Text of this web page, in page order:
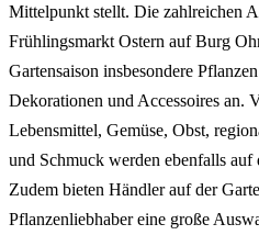
Mittelpunkt stellt. Die zahlreichen
Frühlingsmarkt Ostern auf Burg
Gartensaison insbesondere
Dekorationen und Accessoires an.
Lebensmittel, Gemüse, Obst,
und Schmuck werden ebenfalls auf
Zudem bieten Händler auf der
Pflanzenliebhaber eine große